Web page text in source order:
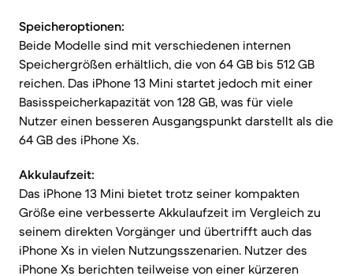
Speicheroptionen:
Beide Modelle sind mit verschiedenen internen
Speichergrößen erhältlich, die von 64 GB bis 512 GB
reichen. Das iPhone 13 Mini startet jedoch mit einer
Basisspeicherkapazität von 128 GB, was für viele
Nutzer einen besseren Ausgangspunkt darstellt als die
64 GB des iPhone Xs.
Akkulaufzeit:
Das iPhone 13 Mini bietet trotz seiner kompakten
Größe eine verbesserte Akkulaufzeit im Vergleich zu
seinem direkten Vorgänger und übertrifft auch das
iPhone Xs in vielen Nutzungsszenarien. Nutzer des
iPhone Xs berichten teilweise von einer kürzeren